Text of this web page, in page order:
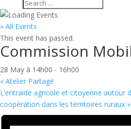
« All Events
This event has passed.
Commission
28 May à 14h00 - 16h00
« Atelier Partagé
L’entraide agricole et citoyenne autour
coopération dans les territoires ruraux »